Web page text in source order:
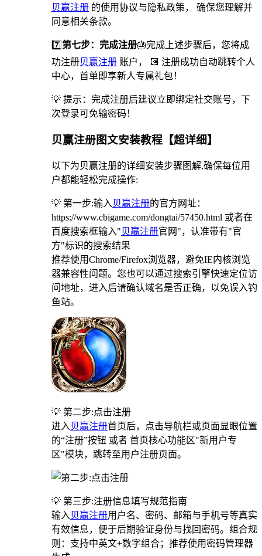
贝赢注册 的使用协议与隐私政策， 确保您理解并
同意相关条款。
7️⃣第七步：完成注册🎂完成上述步骤后，您将成
功注册贝赢注册 账户， 💽 注册成功自动跳转个人
中心，首单即享新人专属礼包！
💡 提示：完成注册后建议立即绑定社交账号，下
次登录可免输密码！
贝赢注册图文安装教程【超详细】
以下为贝赢注册的详细安装步骤图解,确保每位用
户都能轻松完成操作:
💡 第一步:输入 贝赢注册的官方网址：
https://www.cbigame.com/dongtai/57450.html 或者在
百度搜索框输入"贝赢注册官网"，认准带有"官
方"标识的搜索结果
推荐使用Chrome/Firefox浏览器，避免IE内核浏览
器兼容性问题。您也可以通过搜索引擎快速定位访
问地址，进入后请确认域名是否正确，以免误入钓
鱼站。
💡 第二步:点击注册
进入 贝赢注册首页后，点击导航栏或页面显眼位置
的“注册”按钮 或者 首页核心功能区"新用户专
区"模块，跳转至用户注册页面。
💡 第三步:注册信息填写规范指南
输入 贝赢注册用户名、密码、邮箱与手机号等真实
有效信息，便于后期验证身份与找回密码。组合规
则：支持中英文+数字组合；推荐使用密码管理器